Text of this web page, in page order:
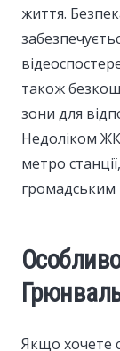
життя.
також
зони для
Недоліком
метро
громадським
Якщо хочете